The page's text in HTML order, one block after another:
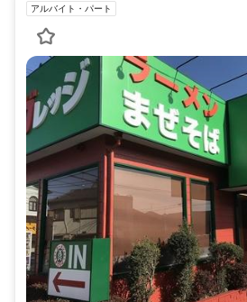
アルバイト・パート